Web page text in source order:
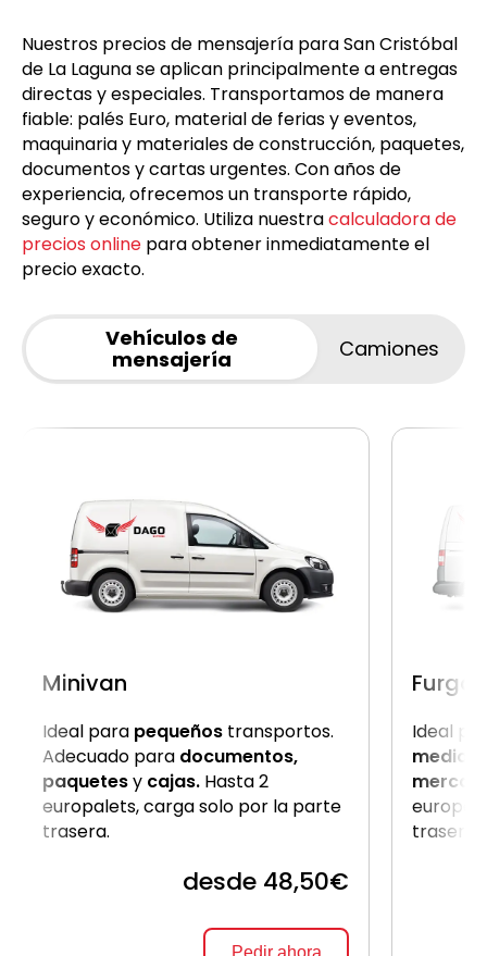
Nuestros precios de mensajería para San Cristóbal
de La Laguna se aplican principalmente a entregas
directas y especiales. Transportamos de manera
fiable: palés Euro, material de ferias y eventos,
maquinaria y materiales de construcción, paquetes,
documentos y cartas urgentes. Con años de
experiencia, ofrecemos un transporte rápido,
seguro y económico. Utiliza nuestracalculadora de
precios online para obtener inmediatamente el
precio exacto.
Vehículos de
mensajería
Camiones
Minivan
Ideal para pequeños transportos.
Adecuado para documentos,
paquetesy cajas. Hasta 2
europalets, carga solo por la parte
trasera.
desde 48,50€
Ideal
medio
trasera